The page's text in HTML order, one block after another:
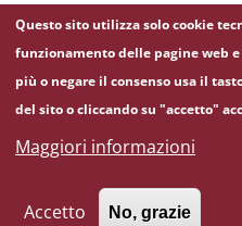
Questo sito utilizza solo cookie
funzionamento delle pagine web
più o negare il consenso usa il
del sito o cliccando su "accetto"
Maggiori informazioni
Accetto No, grazie